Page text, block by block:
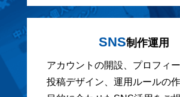
SNS制作運用
アカウントの開設、プロフィー
投稿デザイン、運用ルールの作